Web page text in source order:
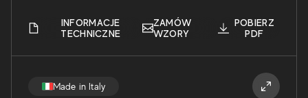
Made in Italy
INFORMACJE
TECHNICZNE
ZAMÓW
WZORY
POBIERZ
PDF